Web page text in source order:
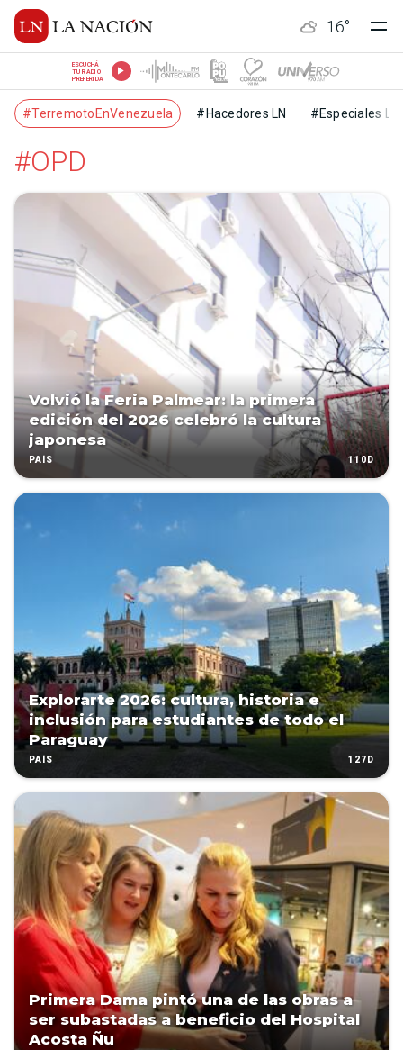
16°
ESCUCHÁ
TU RADIO
PREFERIDA
#TerremotoEnVenezuela #Hacedores LN #Especiales LN
#OPD
Volvió la Feria Palmear: la primera
edición del 2026 celebró la cultura
japonesa
PAÍS 110D
Explorarte 2026: cultura, historia e
inclusión para estudiantes de todo el
Paraguay
PAÍS 127D
Primera Dama pintó una de las obras a
ser subastadas a beneficio del Hospital
Acosta Ñu